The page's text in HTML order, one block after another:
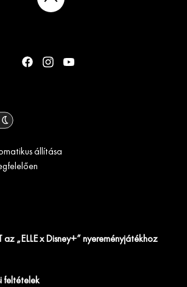
állítása
az „ELLE x Disney+” nyereményjátékhoz
feltételek